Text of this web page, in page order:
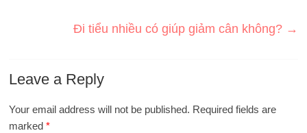
Đi tiểu nhiều có giúp giảm cân không? →
Leave a Reply
Your email address will not be published. Required fields are
marked*